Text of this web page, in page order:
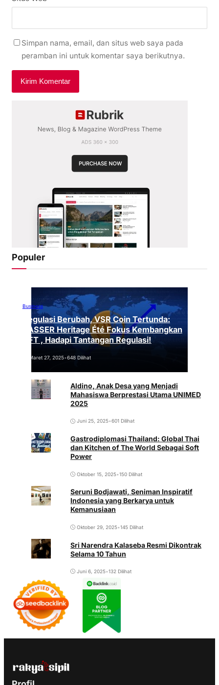
Simpan nama, email, dan situs web saya pada
peramban ini untuk komentar saya berikutnya.
Populer
Business
Regulasi Berubah, VSR Coin Tertunda:
VASSER Heritage Été Fokus Kembangkan
NFT , Hadapi Tantangan Regulasi!
Maret 27, 2025•648 Dilihat
Aldino, Anak Desa yang Menjadi
Mahasiswa Berprestasi Utama UNIMED
2025
Juni 25, 2025•601 Dilihat
Gastrodiplomasi Thailand: Global Thai
dan Kitchen of The World Sebagai Soft
Power
Oktober 15, 2025•150 Dilihat
Seruni Bodjawati, Seniman Inspiratif
Indonesia yang Berkarya untuk
Kemanusiaan
Oktober 29, 2025•145 Dilihat
Sri Narendra Kalaseba Resmi Dikontrak
Selama 10 Tahun
Juni 6, 2025•132 Dilihat